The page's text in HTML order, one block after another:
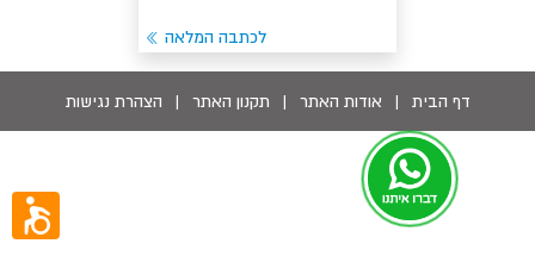
לכתבה המלאה
דף הבית | אודות האתר | תקנון האתר | הצהרת נגישות